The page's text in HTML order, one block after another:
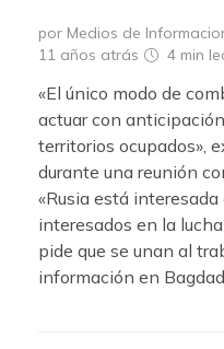
por Medios de
11 años atrás
4 min
«El único modo de
actuar con
territorios ocupados»,
durante una reunión
«Rusia está
interesados en la
pide que se unan al
información en